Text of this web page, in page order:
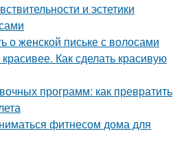
и эстетики
о женской письке с волосами
Как сделать красивую
программ: как превратить
фитнесом дома для